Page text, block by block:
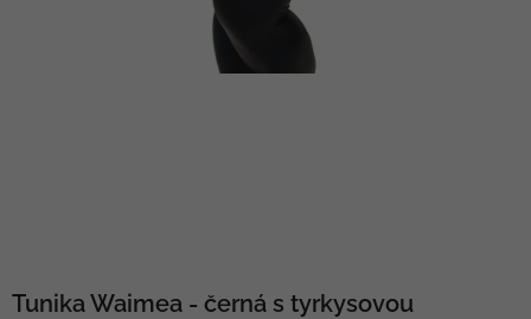
Tunika Waimea - černá s tyrkysovou